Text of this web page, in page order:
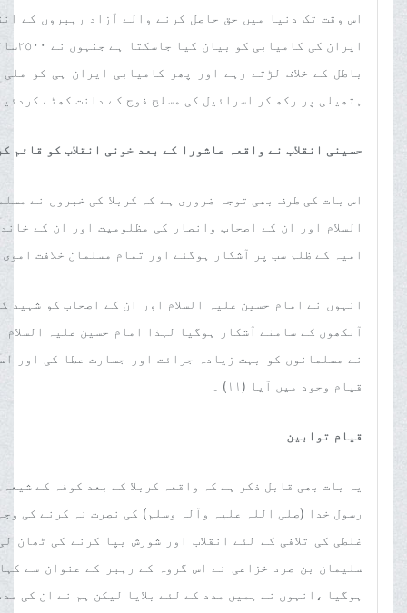
باطل کے خلاف لڑتے رہے اور پھر کامیابی ایران ہی کو
ہتھیلی پر رکھ کر اسرائیل کی مسلح فوج کے دانت کھٹے کردئیے
حسینی انقلاب نے واقعہ عاشورا کے بعد خونی انقلاب کو قائم
اس بات کی طرف بھی توجہ ضروری ہے کہ کربلا کی خبروں نے
السلام اور ان کے اصحاب وانصار کی مظلومیت اور ان کے
امیہ کے ظلم سب پر آشکار ہوگئے اور تمام مسلمان خلافت اموی
انہوں نے امام حسین علیہ السلام اور ان کے اصحاب کو
آنکھوں کے سامنے آشکار ہوگیا لہذا امام حسین علیہ
نے مسلمانوں کو بہت زیادہ جرائت اور جسارت عطا کی اور
قیام وجود میں آیا (١١) ۔
قیام توابین
یہ بات بھی قابل ذکر ہے کہ واقعہ کربلا کے بعد کوفہ کے
رسول خدا (صلی اللہ علیہ وآلہ وسلم) کی نصرت نہ کرنے کی
سلیمان بن صرد خزاعی نے اس گروہ کے رہبر کے عنوان سے
ہوگیا ،انہوں نے ہمیں مدد کے لئے بلایا لیکن ہم نے ان کی